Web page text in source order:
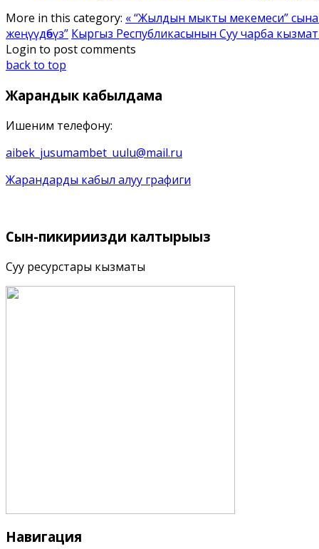
More in this category: « “Жылдын мыкты мекемеси”
жеңүүдөбүз” Кыргыз Республикасынын Суу чарба
Login to post comments
back to top
Жарандык кабылдама
Ишеним телефону:
aibek_jusumambet_uulu@mail.ru
Жарандарды кабыл алуу графиги
Сын-пикириңизди калтырыңыз
Суу ресурстары кызматы
Навигация